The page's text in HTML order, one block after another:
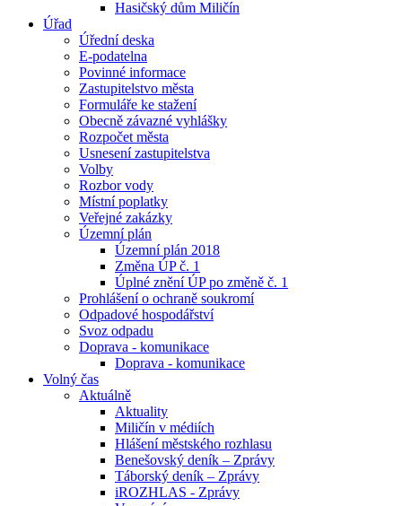
Hasičský dům Miličín
Úřad
Úřední deska
E-podatelna
Povinné informace
Zastupitelstvo města
Formuláře ke stažení
Obecně závazné vyhlášky
Rozpočet města
Usnesení zastupitelstva
Volby
Rozbor vody
Místní poplatky
Veřejné zakázky
Územní plán
Územní plán 2018
Změna ÚP č. 1
Úplné znění ÚP po změně č. 1
Prohlášení o ochraně soukromí
Odpadové hospodářství
Svoz odpadu
Doprava - komunikace
Doprava - komunikace
Volný čas
Aktuálně
Aktuality
Miličín v médiích
Hlášení městského rozhlasu
Benešovský deník – Zprávy
Táborský deník – Zprávy
iROZHLAS - Zprávy